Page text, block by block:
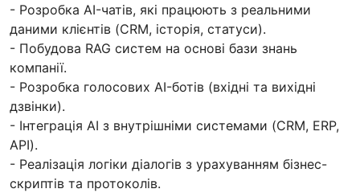
- Розробка AI-чатів, які працюють з реальними
даними клієнтів (CRM, історія, статуси).
- Побудова RAG систем на основі бази знань
компанії.
- Розробка голосових AI-ботів (вхідні та вихідні
дзвінки).
- Інтеграція AI з внутрішніми системами (CRM, ERP,
API).
- Реалізація логіки діалогів з урахуванням бізнес-
скриптів та протоколів.